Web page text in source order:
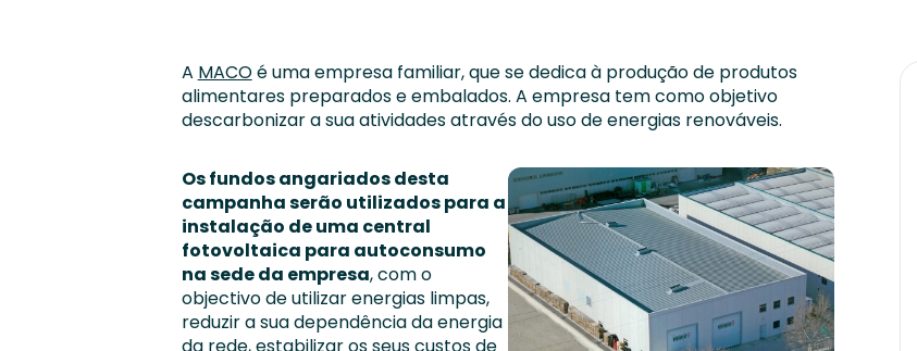
A MACOé uma empresa familiar, que se dedica à produção de produtos
alimentares preparados e embalados. A empresa tem como objetivo
descarbonizar a sua atividades através do uso de energias renováveis.
Os fundos angariados desta
campanha serão utilizados para a
instalação de uma central
fotovoltaica para autoconsumo
na sede da empresa, com o
objectivo de utilizar energias limpas,
reduzir a sua dependência da energia